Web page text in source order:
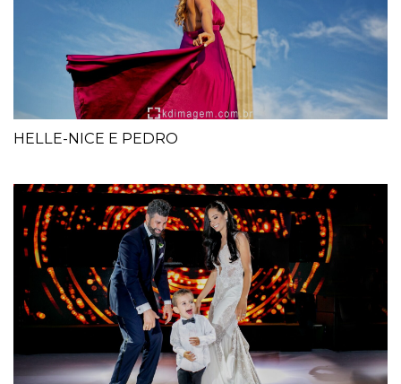
HELLE-NICE E PEDRO